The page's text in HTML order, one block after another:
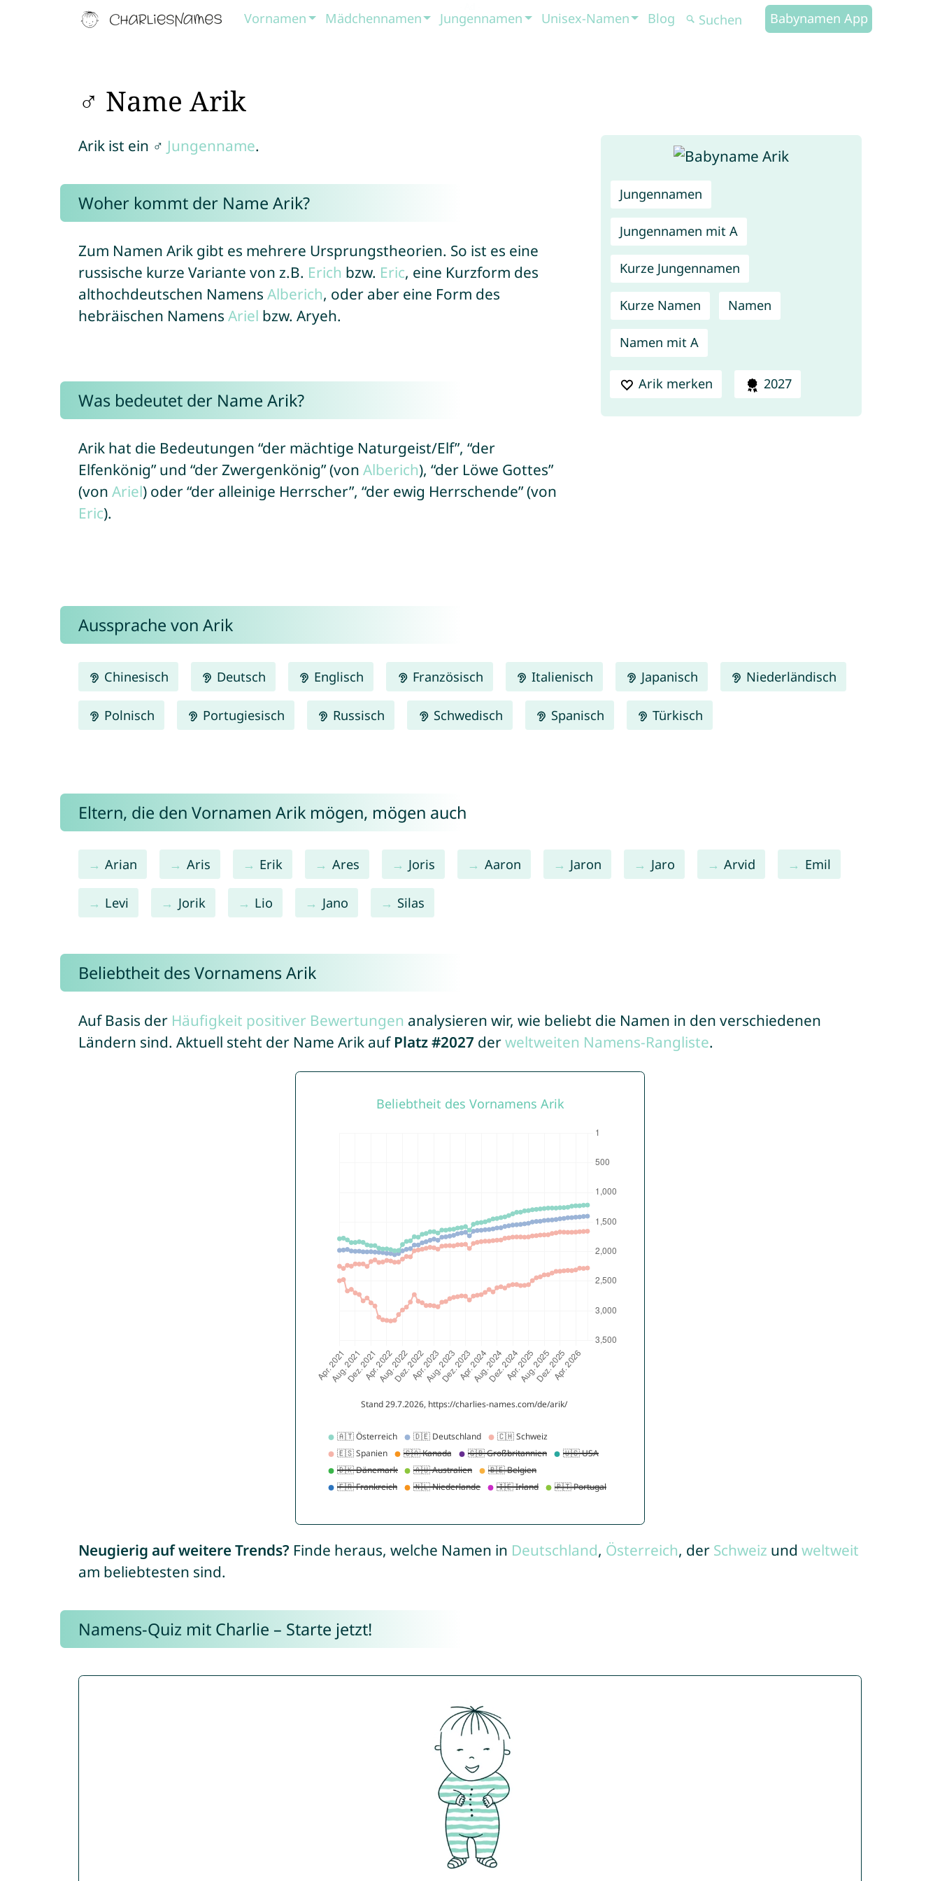
Vornamen Mädchennamen Jungennamen Unisex-Namen Blog Babynamen App
♂ Name Arik
Jungennamen
Jungennamen mit A
Kurze Jungennamen
Kurze Namen Namen
Namen mit A
Arik merken 2027
Arik ist ein ♂ Jungenname.
Woher kommt der Name Arik?
Zum Namen Arik gibt es mehrere Ursprungstheorien. So ist es eine
russische kurze Variante von z.B. Erich bzw. Eric, eine Kurzform des
althochdeutschen Namens Alberich, oder aber eine Form des
hebräischen Namens Ariel bzw. Aryeh.
Was bedeutet der Name Arik?
Arik hat die Bedeutungen “der mächtige Naturgeist/Elf”, “der
Elfenkönig” und “der Zwergenkönig” (von Alberich), “der Löwe Gottes”
(von Ariel) oder “der alleinige Herrscher”, “der ewig Herrschende” (von
Eric).
Aussprache von Arik
Chinesisch Deutsch Englisch Französisch Italienisch Japanisch Niederländisch
Polnisch Portugiesisch Russisch Schwedisch Spanisch Türkisch
Eltern, die den Vornamen Arik mögen, mögen auch
Arian Aris Erik Ares Joris Aaron Jaron Jaro Arvid Emil
Levi Jorik Lio Jano Silas
Beliebtheit des Vornamens Arik
Auf Basis der Häufigkeit positiver Bewertungen analysieren wir, wie beliebt die Namen in den verschiedenen
Ländern sind. Aktuell steht der Name Arik auf Platz #2027 derweltweiten Namens-Rangliste.
Neugierig auf weitere Trends? Finde heraus, welche Namen in Deutschland, Österreich, der Schweiz und weltweit
am beliebtesten sind.
Namens-Quiz mit Charlie – Starte jetzt!